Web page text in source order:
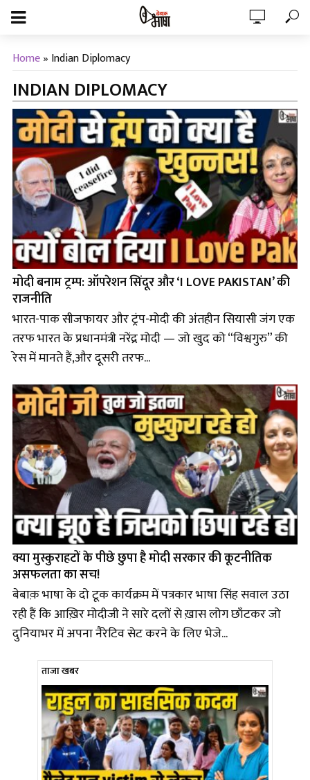
Home» Indian Diplomacy
INDIAN DIPLOMACY
मोदी बनाम ट्रम्प: ऑपरेशन सिंदूर और ‘I LOVE PAKISTAN’ की
राजनीति
भारत-पाक सीजफायर और ट्रंप-मोदी की अंतहीन सियासी जंग एक
तरफ भारत के प्रधानमंत्री नरेंद्र मोदी — जो खुद को “विश्वगुरु” की
रेस में मानते हैं,और दूसरी तरफ...
क्या मुस्कुराहटों के पीछे छुपा है मोदी सरकार की कूटनीतिक
असफलता का सच!
बेबाक़ भाषा के दो टूक कार्यक्रम में पत्रकार भाषा सिंह सवाल उठा
रही हैं कि आख़िर मोदीजी ने सारे दलों से ख़ास लोग छाँटकर जो
दुनियाभर में अपना नैरेटिव सेट करने के लिए भेजे...
ताजा खबर